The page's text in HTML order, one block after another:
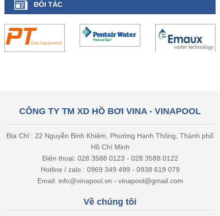
ĐỐI TÁC
CÔNG TY TM XD HỒ BƠI VINA - VINAPOOL
Địa Chỉ : 22 Nguyễn Bỉnh Khiêm, Phường Hạnh Thông, Thành phố
Hồ Chí Minh
Điện thoại: 028 3588 0123 - 028 3588 0122
Hotline / zalo : 0969 349 499 - 0938 619 079
Email: info@vinapool.vn - vinapool@gmail.com
Về chúng tôi